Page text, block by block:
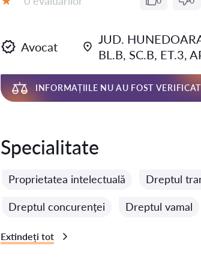
Avocat
JUD.
BL.B, SC.B, ET.3,
INFORMAȚIILE NU AU FOST
Specialitate
Proprietatea intelectuală Dreptul
Dreptul concurenței Dreptul vamal
Extindeți tot